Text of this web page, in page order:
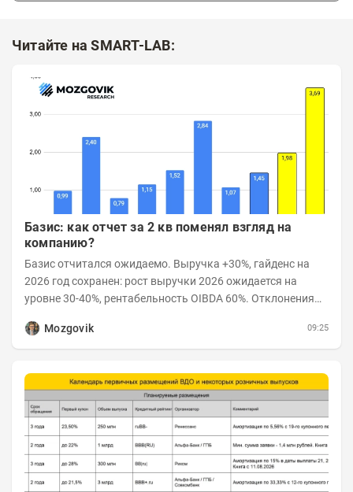
Читайте на SMART-LAB:
Базис: как отчет за 2 кв поменял взгляд на
компанию?
Базис отчитался ожидаемо. Выручка +30%, гайденс на
2026 год сохранен: рост выручки 2026 ожидается на
уровне 30-40%, рентабельность OIBDA 60%. Отклонения
Mozgovik
09:25